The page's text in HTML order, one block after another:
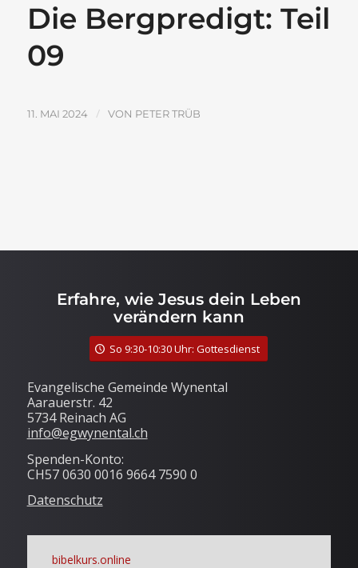
Die Bergpredigt: Teil
09
11. MAI 2024 / VON PETER TRÜB
Erfahre, wie Jesus dein Leben
verändern kann
So 9:30-10:30 Uhr: Gottesdienst
Evangelische Gemeinde Wynental
Aarauerstr. 42
5734 Reinach AG
info@egwynental.ch
Spenden-Konto:
CH57 0630 0016 9664 7590 0
Datenschutz
bibelkurs.online